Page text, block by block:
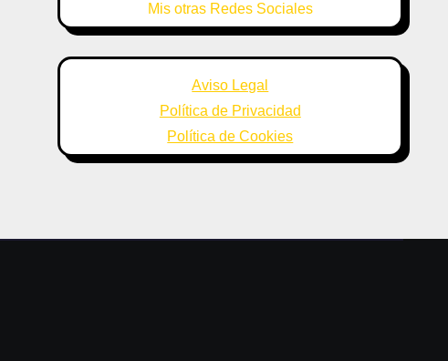
Mis otras Redes Sociales
Aviso Legal
Política de Privacidad
Política de Cookies